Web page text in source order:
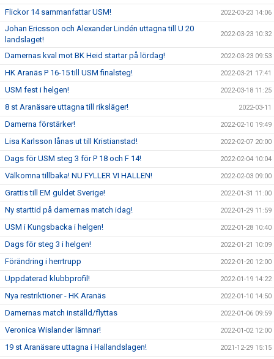
Flickor 14 sammanfattar USM! 2022-03-23 14:06
Johan Ericsson och Alexander Lindén uttagna till U 20
landslaget!
2022-03-23 10:32
Damernas kval mot BK Heid startar på lördag! 2022-03-23 09:53
HK Aranäs P 16-15 till USM finalsteg! 2022-03-21 17:41
USM fest i helgen! 2022-03-18 11:25
8 st Aranäsare uttagna till riksläger! 2022-03-11
Damerna förstärker! 2022-02-10 19:49
Lisa Karlsson lånas ut till Kristianstad! 2022-02-07 20:00
Dags för USM steg 3 för P 18 och F 14! 2022-02-04 10:04
Välkomna tillbaka! NU FYLLER VI HALLEN! 2022-02-03 09:00
Grattis till EM guldet Sverige! 2022-01-31 11:00
Ny starttid på damernas match idag! 2022-01-29 11:59
USM i Kungsbacka i helgen! 2022-01-28 10:40
Dags för steg 3 i helgen! 2022-01-21 10:09
Förändring i herrtrupp 2022-01-20 12:00
Uppdaterad klubbprofil! 2022-01-19 14:22
Nya restriktioner - HK Aranäs 2022-01-10 14:50
Damernas match inställd/flyttas 2022-01-06 09:59
Veronica Wislander lämnar! 2022-01-02 12:00
19 st Aranäsare uttagna i Hallandslagen! 2021-12-29 15:15